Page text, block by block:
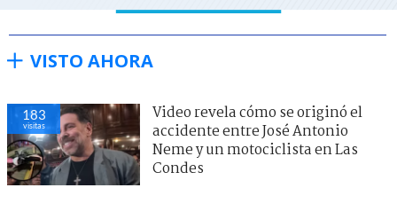
VISTO AHORA
183
visitas
Video revela cómo se originó el
accidente entre José Antonio
Neme y un motociclista en Las
Condes